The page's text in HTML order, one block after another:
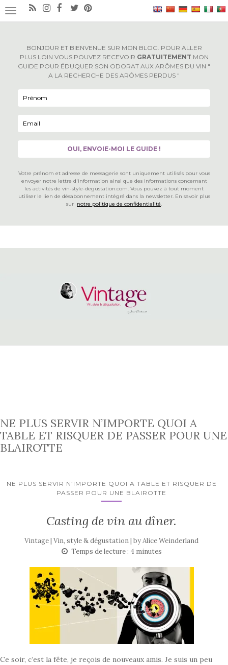
×
BONJOUR ET BIENVENUE SUR MON BLOG. POUR ALLER
PLUS LOIN VOUS POUVEZ RECEVOIR GRATUITEMENT MON
GUIDE POUR ÉDUQUER SON ODORAT AUX ARÔMES DU VIN "
A LA RECHERCHE DES ARÔMES PERDUS "
Votre prénom et adresse de messagerie sont uniquement utilisés pour vous
envoyer notre lettre d'information ainsi que des informations concernant
les activités de vin-style-degustation.com. Vous pouvez à tout moment
utiliser le lien de désabonnement intégré dans la newsletter. En savoir plus
sur notre politique de confidentialité.
OUVRIR/FERMER LA NAVIGATION
NE PLUS SERVIR N’IMPORTE QUOI A
TABLE ET RISQUER DE PASSER POUR UNE
BLAIROTTE
NE PLUS SERVIR N’IMPORTE QUOI A TABLE ET RISQUER DE
PASSER POUR UNE BLAIROTTE
Casting de vin au dîner.
Vintage | Vin, style & dégustation | byAlice Weinderland
Temps de lecture : 4 minutes
Ce soir, c’est la fête, je reçois de nouveaux amis. Je suis un peu